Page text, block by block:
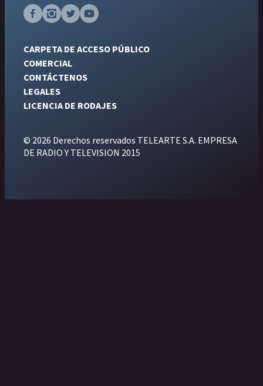
CARPETA DE ACCESO PÚBLICO
COMERCIAL
CONTÁCTENOS
LEGALES
LICENCIA DE RODAJES
© 2026 Derechos reservados TELEARTE S.A. EMPRESA
DE RADIO Y TELEVISION 2015